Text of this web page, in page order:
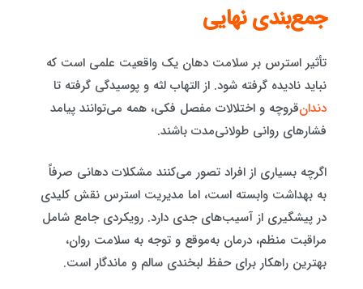
جمع‌بندی نهایی
تأثیر استرس بر سلامت دهان یک واقعیت علمی است که
نباید نادیده گرفته شود. از التهاب لثه و پوسیدگی گرفته تا
دندان‌قروچه و اختلالات مفصل فکی، همه می‌توانند پیامد
فشارهای روانی طولانی‌مدت باشند.
اگرچه بسیاری از افراد تصور می‌کنند مشکلات دهانی صرفاً
به بهداشت وابسته است، اما مدیریت استرس نقش کلیدی
در پیشگیری از آسیب‌های جدی دارد. رویکردی جامع شامل
مراقبت منظم، درمان به‌موقع و توجه به سلامت روان،
بهترین راهکار برای حفظ لبخندی سالم و ماندگار است.